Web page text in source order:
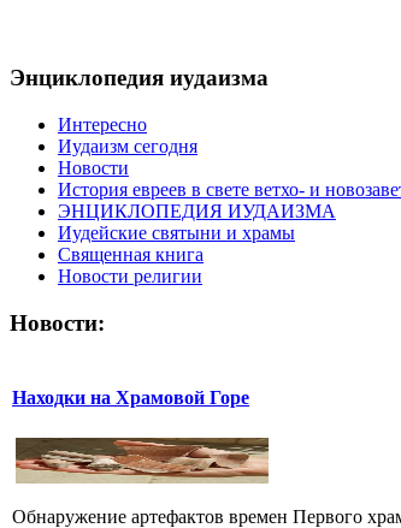
Энциклопедия иудаизма
Интересно
Иудаизм сегодня
Новости
История евреев в свете ветхо- и
ЭНЦИКЛОПЕДИЯ ИУДАИЗМА
Иудейские святыни и храмы
Священная книга
Новости религии
Новости:
Находки на Храмовой Горе
Обнаружение артефактов времен Первого